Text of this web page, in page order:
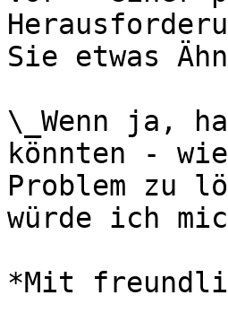
Sie etwas
\_Wenn ja,
könnten -
Problem zu
würde ich
*Mit